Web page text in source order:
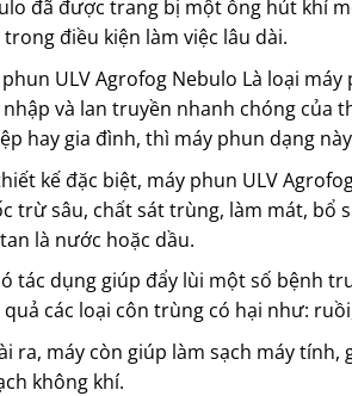
đã được trang bị một ống hút khí
điều kiện làm việc lâu dài.
phun ULV Agrofog Nebulo Là loại
và lan truyền nhanh chóng của
hay gia đình, thì máy phun dạng
kế đặc biệt, máy phun ULV
trừ sâu, chất sát trùng, làm mát, bổ
là nước hoặc dầu.
tác dụng giúp đẩy lùi một số bệnh
quả các loại côn trùng có hại như:
ra, máy còn giúp làm sạch máy
không khí.